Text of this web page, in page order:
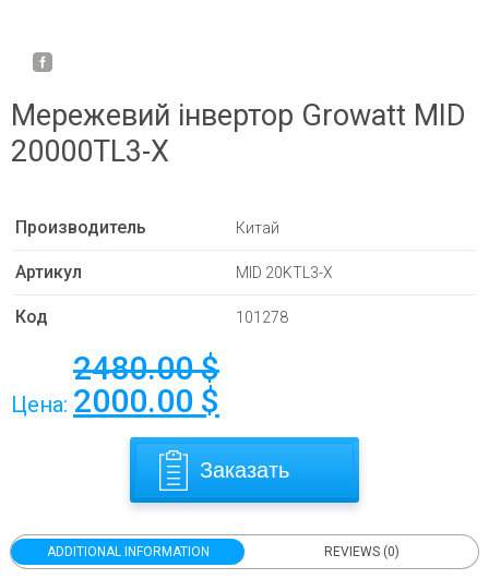
Мережевий інвертор Growatt MID
20000TL3-X
Производитель Китай
Артикул MID 20KTL3-X
Код 101278
Цена:
2480.00$
2000.00 $
Заказать
ADDITIONAL INFORMATION REVIEWS (0)